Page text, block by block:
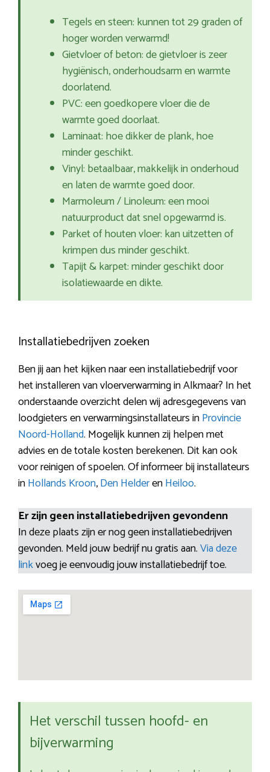
Tegels en steen: kunnen tot 29 graden of
hoger worden verwarmd!
Gietvloer of beton: de gietvloer is zeer
hygiënisch, onderhoudsarm en warmte
doorlatend.
PVC: een goedkopere vloer die de
warmte goed doorlaat.
Laminaat: hoe dikker de plank, hoe
minder geschikt.
Vinyl: betaalbaar, makkelijk in onderhoud
en laten de warmte goed door.
Marmoleum / Linoleum: een mooi
natuurproduct dat snel opgewarmd is.
Parket of houten vloer: kan uitzetten of
krimpen dus minder geschikt.
Tapijt & karpet: minder geschikt door
isolatiewaarde en dikte.
Installatiebedrijven zoeken
Ben jij aan het kijken naar een installatiebedrijf voor
het installeren van vloerverwarming in Alkmaar? In het
onderstaande overzicht delen wij adresgegevens van
loodgieters en verwarmingsinstallateurs inProvincie
Noord-Holland. Mogelijk kunnen zij helpen met
advies en de totale kosten berekenen. Dit kan ook
voor reinigen of spoelen. Of informeer bij installateurs
inHollands Kroon,Den HelderenHeiloo.
Er zijn geen installatiebedrijven gevondenn
In deze plaats zijn er nog geen installatiebedrijven
gevonden. Meld jouw bedrijf nu gratis aan.Via deze
linkvoeg je eenvoudig jouw installatiebedrijf toe.
Het verschil tussen hoofd- en
bijverwarming